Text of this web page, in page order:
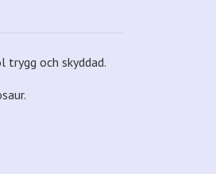
trygg och skyddad.